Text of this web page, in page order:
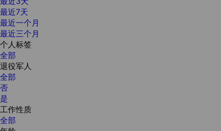
最近7天
最近一个月
最近三个月
个人标签
全部
退役军人
全部
否
是
工作性质
全部